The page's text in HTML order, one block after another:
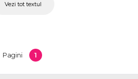
alegere inspirată pentru familie, prieteni sau
Vezi tot textul
Pagini 1